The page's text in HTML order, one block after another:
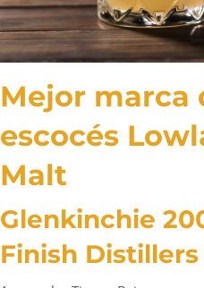
Mejor marca
escocés
Malt
Glenkinchie
Finish